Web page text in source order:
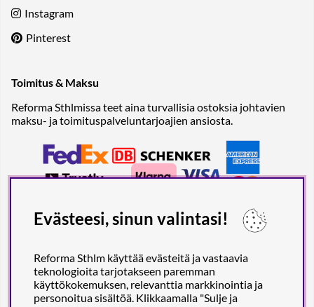
Instagram
Pinterest
Toimitus & Maksu
Reforma Sthlmissa teet aina turvallisia ostoksia johtavien
maksu- ja toimituspalveluntarjoajien ansiosta.
Evästeesi, sinun valintasi!
Reforma Sthlm käyttää evästeitä ja vastaavia
teknologioita tarjotakseen paremman
käyttökokemuksen, relevanttia markkinointia ja
personoitua sisältöä. Klikkaamalla "Sulje ja